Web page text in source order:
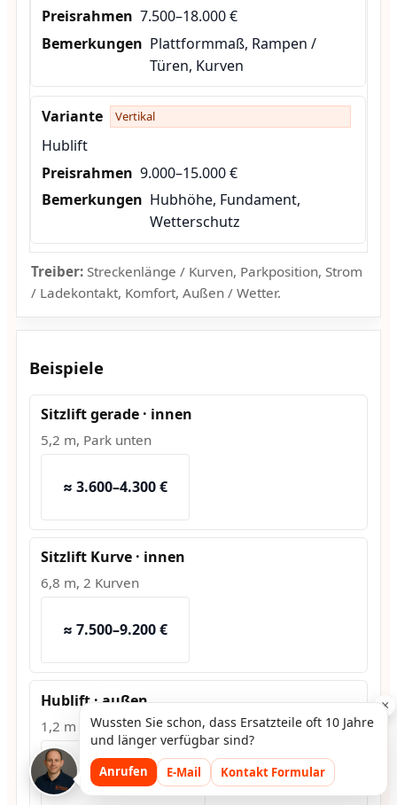
7.500–18.000 €
Plattformmaß, Rampen /
Türen, Kurven
Vertikal
Hublift
9.000–15.000 €
Hubhöhe, Fundament,
Wetterschutz
Treiber:Streckenlänge / Kurven, Parkposition, Strom
/ Ladekontakt, Komfort, Außen / Wetter.
Beispiele
Sitzlift gerade · innen
5,2 m, Park unten
≈ 3.600–4.300 €
Sitzlift Kurve · innen
6,8 m, 2 Kurven
≈ 7.500–9.200 €
Hublift · außen
1,2 m Hub, Fundament
≈ 10.800–13.500 €
×
Wussten Sie schon, dass Ersatzteile oft 10 Jahre
und länger verfügbar sind?
Anrufen E-Mail Kontakt Formular